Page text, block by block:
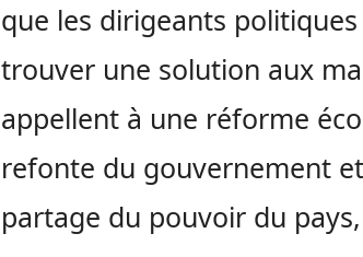
que les dirigeants
trouver une solution aux
appellent à une réforme
refonte du gouvernement
partage du pouvoir du